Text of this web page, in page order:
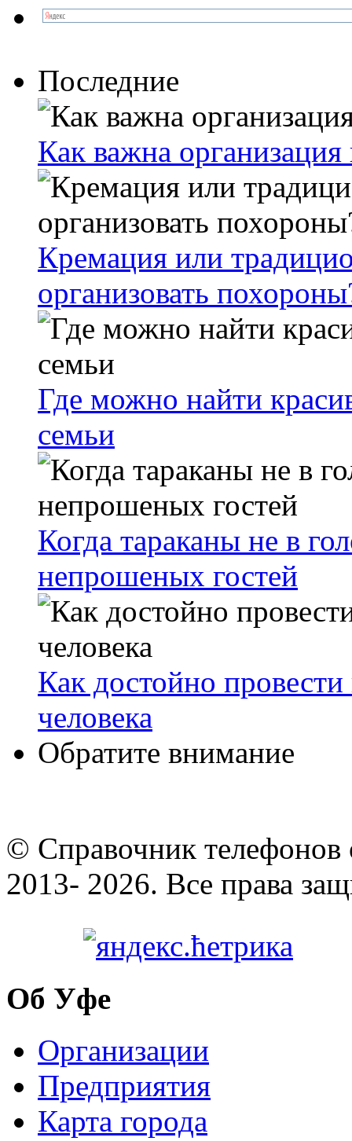
Последние
Как важна
Кремация или
организовать
Где можно найти
семьи
Когда тараканы не в
непрошеных гостей
Как достойно
человека
Обратите внимание
© Cправочник телефонов
2013- 2026. Все права
Об Уфе
Организации
Предприятия
Карта города